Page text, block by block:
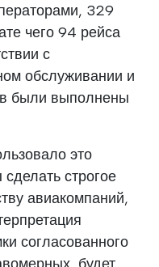
329
чего 94 рейса
с
обслуживании и
были выполнены
это
строгое
авиакомпаний,
согласованного